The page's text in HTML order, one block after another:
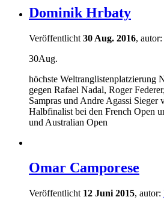
Dominik Hrbaty
Veröffentlicht 30 Aug. 2016, autor:
30Aug.
höchste Weltranglistenplatzierung
gegen Rafael Nadal, Roger
Sampras und Andre Agassi Sieger
Halbfinalist bei den French Open
und Australian Open
Omar Camporese
Veröffentlicht 12 Juni 2015, autor: